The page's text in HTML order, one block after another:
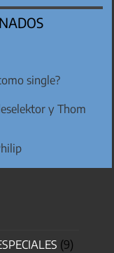
single?
y Thom
(9)